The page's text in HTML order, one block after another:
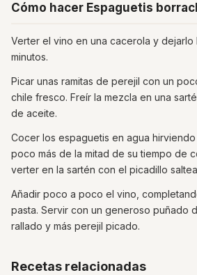
Cómo hacer Espaguetis
Verter el vino en una cacerola y dejarlo
minutos.
Picar unas ramitas de perejil con un
chile fresco. Freír la mezcla en una
de aceite.
Cocer los espaguetis en agua
poco más de la mitad de su tiempo de
verter en la sartén con el picadillo
Añadir poco a poco el vino,
pasta. Servir con un generoso puñado
rallado y más perejil picado.
Recetas relacionadas